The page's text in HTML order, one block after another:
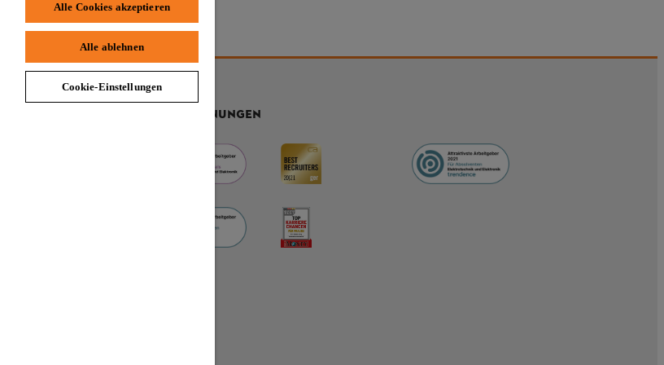
AUSZEICHNUNGEN
Alle Cookies akzeptieren
Alle ablehnen
Cookie-Einstellungen